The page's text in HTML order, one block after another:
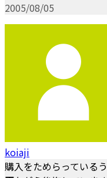
2005/08/05
koiaji
購入をためらっている